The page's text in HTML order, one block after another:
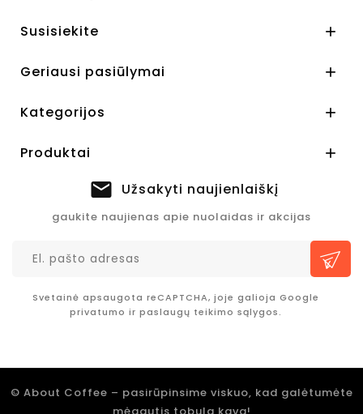
Susisiekite 
Geriausi pasiūlymai 
Kategorijos 
Produktai 
Užsakyti naujienlaiškį
gaukite naujienas apie nuolaidas ir akcijas
Svetainė apsaugota reCAPTCHA, joje galioja Google
privatumo ir paslaugų teikimo sąlygos.
© About Coffee – pasirūpinsime viskuo, kad galėtumėte